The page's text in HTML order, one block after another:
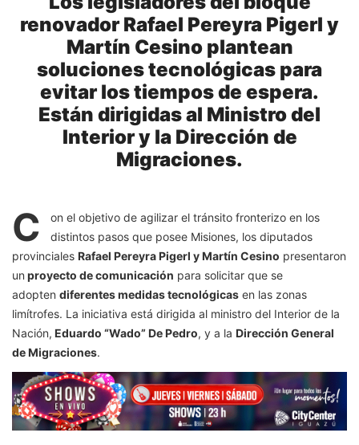
renovador Rafael Pereyra Pigerl y
Martín Cesino plantean
soluciones tecnológicas para
evitar los tiempos de espera.
Están dirigidas al Ministro del
Interior y la Dirección de
Migraciones.
C
on el objetivo de agilizar el tránsito fronterizo en los
distintos pasos que posee Misiones, los diputados
provinciales Rafael Pereyra Pigerl y Martín Cesino presentaron
un proyecto de comunicación para solicitar que se
adopten diferentes medidas tecnológicas en las zonas
limítrofes. La iniciativa está dirigida al ministro del Interior de la
Nación, Eduardo “Wado” De Pedro, y a la Dirección General
de Migraciones.